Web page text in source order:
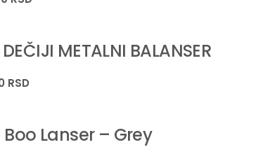
METALNI BALANSER
RSD
Lanser – Grey